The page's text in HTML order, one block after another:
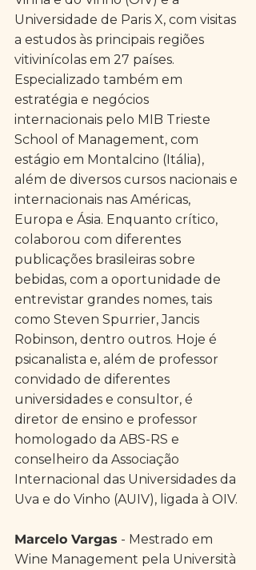
Universidade de Paris X, com visitas
a estudos às principais regiões
vitivinícolas em 27 países.
Especializado também em
estratégia e negócios
internacionais pelo MIB Trieste
School of Management, com
estágio em Montalcino (Itália),
além de diversos cursos nacionais e
internacionais nas Américas,
Europa e Ásia. Enquanto crítico,
colaborou com diferentes
publicações brasileiras sobre
bebidas, com a oportunidade de
entrevistar grandes nomes, tais
como Steven Spurrier, Jancis
Robinson, dentro outros. Hoje é
psicanalista e, além de professor
convidado de diferentes
universidades e consultor, é
diretor de ensino e professor
homologado da ABS-RS e
conselheiro da Associação
Internacional das Universidades da
Uva e do Vinho (AUIV), ligada à OIV.
Marcelo Vargas - Mestrado em
Wine Management pela Università